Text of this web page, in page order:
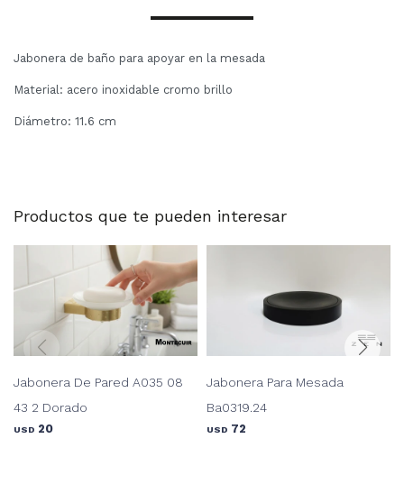
Jabonera de baño para apoyar en la mesada
Material: acero inoxidable cromo brillo
Diámetro: 11.6 cm
Productos que te pueden interesar
Jabonera De Pared A035 08
43 2 Dorado
USD 20
Jabonera Para Mesada
Ba0319.24
USD 72